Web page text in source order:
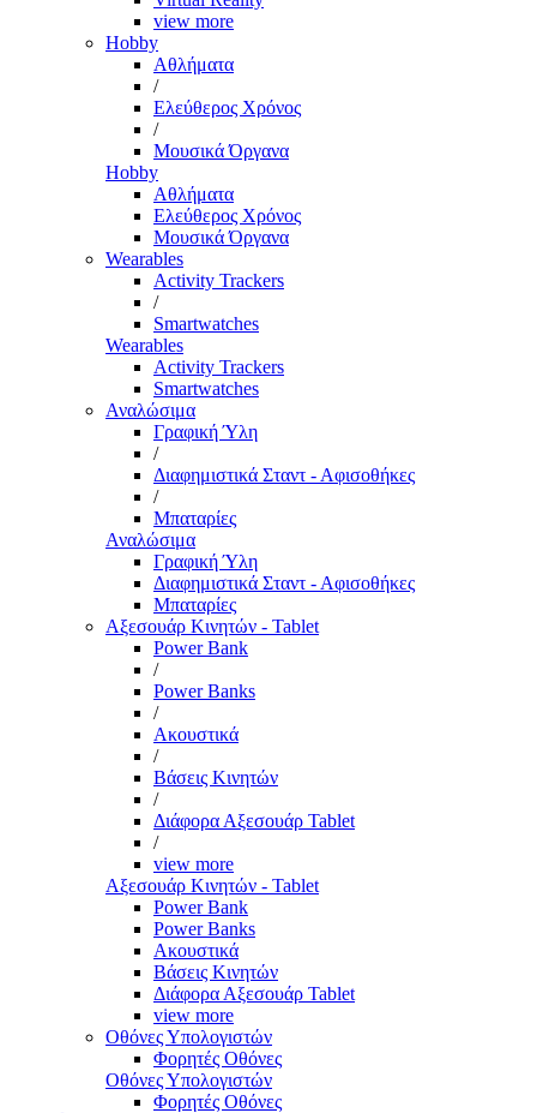
view more
Hobby
Αθλήματα
/
Ελεύθερος Χρόνος
/
Μουσικά Όργανα
Hobby
Αθλήματα
Ελεύθερος Χρόνος
Μουσικά Όργανα
Wearables
Activity Trackers
/
Smartwatches
Wearables
Activity Trackers
Smartwatches
Αναλώσιμα
Γραφική Ύλη
/
Διαφημιστικά Σταντ - Αφισοθήκες
/
Μπαταρίες
Αναλώσιμα
Γραφική Ύλη
Διαφημιστικά Σταντ - Αφισοθήκες
Μπαταρίες
Αξεσουάρ Κινητών - Tablet
Power Bank
/
Power Banks
/
Ακουστικά
/
Βάσεις Κινητών
/
Διάφορα Αξεσουάρ Tablet
/
view more
Αξεσουάρ Κινητών - Tablet
Power Bank
Power Banks
Ακουστικά
Βάσεις Κινητών
Διάφορα Αξεσουάρ Tablet
view more
Οθόνες Υπολογιστών
Φορητές Οθόνες
Οθόνες Υπολογιστών
Φορητές Οθόνες